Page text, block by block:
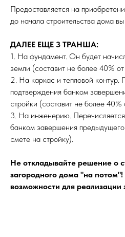
Предоставляется на
до начала строительства дома
ДАЛЕЕ ЕЩЕ 3 ТРАНША:
1. На фундамент. Он будет
земли (составит не более 40%
2. На каркас и тепловой контур.
подтверждения банком
стройки (составит не более
3. На инженерию.
банком завершения предыдущего
смете на стройку).
Не откладывайте решение о
загородного дома "на потом"!
возможности для реализации